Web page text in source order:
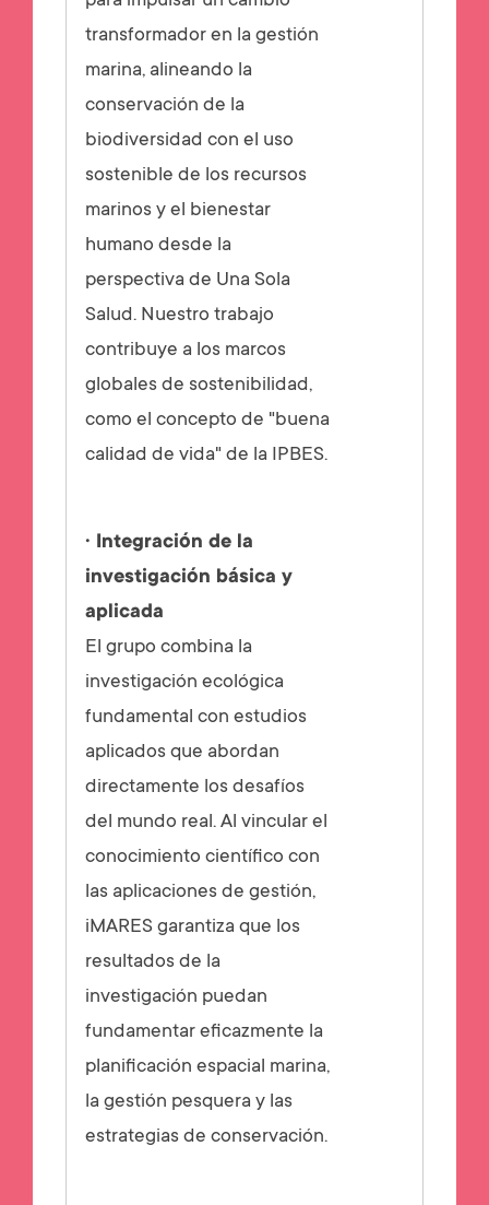
transformador en la gestión
marina, alineando la
conservación de la
biodiversidad con el uso
sostenible de los recursos
marinos y el bienestar
humano desde la
perspectiva de Una Sola
Salud. Nuestro trabajo
contribuye a los marcos
globales de sostenibilidad,
como el concepto de "buena
calidad de vida" de la IPBES.
· Integración de la
investigación básica y
aplicada
El grupo combina la
investigación ecológica
fundamental con estudios
aplicados que abordan
directamente los desafíos
del mundo real. Al vincular el
conocimiento científico con
las aplicaciones de gestión,
iMARES garantiza que los
resultados de la
investigación puedan
fundamentar eficazmente la
planificación espacial marina,
la gestión pesquera y las
estrategias de conservación.